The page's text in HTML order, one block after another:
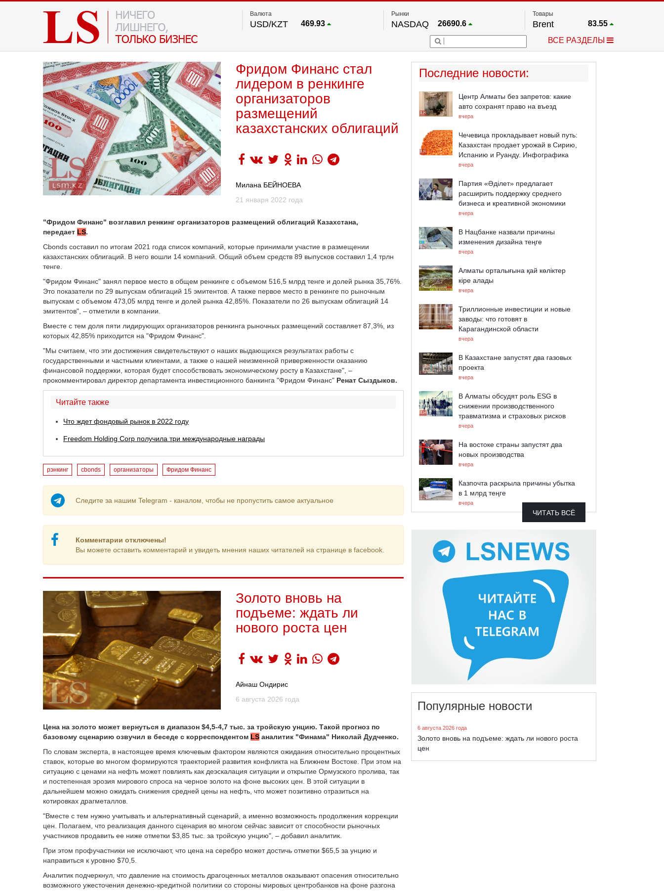
Валюта
USD/KZT 469.93
Рынки
NASDAQ 26690.6
FTSE 100 67.17
54036.9
S&P 500
24595.2
Товары
Brent 83.55
Платина
2.662
ВСЕ РАЗДЕЛЫ
Фридом Финанс стал
лидером в ренкинге
организаторов
размещений
казахстанских облигаций
Милана БЕЙНОЕВА
21 января 2022 года
"Фридом Финанс" возглавил ренкинг организаторов размещений облигаций Казахстана,
передает LS.
Cbonds составил по итогам 2021 года список компаний, которые принимали участие в размещении
казахстанских облигаций. В него вошли 14 компаний. Общий объем средств 89 выпусков составил 1,4 трлн
тенге.
"Фридом Финанс" занял первое место в общем ренкинге с объемом 516,5 млрд тенге и долей рынка 35,76%.
Это показатели по 29 выпускам облигаций 15 эмитентов. А также первое место в ренкинге по рыночным
выпускам с объемом 473,05 млрд тенге и долей рынка 42,85%. Показатели по 26 выпускам облигаций 14
эмитентов", – отметили в компании.
Вместе с тем доля пяти лидирующих организаторов ренкинга рыночных размещений составляет 87,3%, из
которых 42,85% приходится на "Фридом Финанс".
"Мы считаем, что эти достижения свидетельствуют о наших выдающихся результатах работы с
государственными и частными клиентами, а также о нашей неизменной приверженности оказанию
финансовой поддержки, которая будет способствовать экономическому росту в Казахстане", –
прокомментировал директор департамента инвестиционного банкинга "Фридом Финанс" Ренат Сыздыков.
Читайте также
Что ждет фондовый рынок в 2022 году
Freedom Holding Corp получила три международные награды
рэнкинг cbonds организаторы Фридом Финанс
Следите за нашим Telegram - каналом, чтобы не пропустить самое актуальное
Комментарии отключены!
Вы можете оставить комментарий и увидеть мнения наших читателей на странице в facebook.
Золото вновь на
подъеме: ждать ли
нового роста цен
Айнаш Ондирис
6 августа 2026 года
Цена на золото может вернуться в диапазон $4,5-4,7 тыс. за тройскую унцию. Такой прогноз по
базовому сценарию озвучил в беседе с корреспондентом LS аналитик "Финама" Николай Дудченко.
По словам эксперта, в настоящее время ключевым фактором являются ожидания относительно процентных
ставок, которые во многом формируются траекторией развития конфликта на Ближнем Востоке. При этом на
ситуацию с ценами на нефть может повлиять как деэскалация ситуации и открытие Ормузского пролива, так
и постепенная эрозия мирового спроса на черное золото на фоне высоких цен. В этой ситуации в
дальнейшем можно ожидать снижения средней цены на нефть, что может позитивно отразиться на
котировках драгметаллов.
"Вместе с тем нужно учитывать и альтернативный сценарий, а именно возможность продолжения коррекции
цен. Полагаем, что реализация данного сценария во многом сейчас зависит от способности рыночных
участников продавить ее ниже отметки $3,85 тыс. за тройскую унцию", – добавил аналитик.
При этом профучастники не исключают, что цена на серебро может достичь отметки $65,5 за унцию и
направиться к уровню $70,5.
Аналитик подчеркнул, что давление на стоимость драгоценных металлов оказывают опасения относительно
возможного ужесточения денежно-кредитной политики со стороны мировых центробанков на фоне разгона
Последние новости:
Центр Алматы без запретов: какие
авто сохранят право на въезд
вчера
Чечевица прокладывает новый путь:
Казахстан продает урожай в Сирию,
Испанию и Руанду. Инфографика
вчера
Партия «Әділет» предлагает
расширить поддержку среднего
бизнеса и креативной экономики
вчера
В Нацбанке назвали причины
изменения дизайна теңге
вчера
Алматы орталығына қай көліктер
кіре алады
вчера
Триллионные инвестиции и новые
заводы: что готовят в
Карагандинской области
вчера
В Казахстане запустят два газовых
проекта
вчера
В Алматы обсудят роль ESG в
снижении производственного
травматизма и страховых рисков
вчера
На востоке страны запустят два
новых производства
вчера
Казпочта раскрыла причины убытка
в 1 млрд теңге
вчера
ЧИТАТЬ ВСЁ
Популярные новости
6 августа 2026 года
Золото вновь на подъеме: ждать ли нового роста
цен